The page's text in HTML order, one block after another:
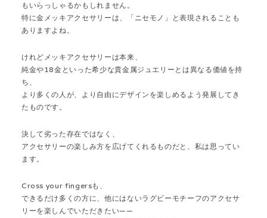
もいらっしゃるかもしれません。
特に金メッキアクセサリーは、「ニセモノ」と表現されることも
ありますよね。
けれどメッキアクセサリーは本来、
純金や18金といった希少な貴金属ジュエリーとは異なる価値を持
ち、
より多くの人が、より自由にデザインを楽しめるよう発展してき
たものです。
決して劣った存在ではなく、
アクセサリーの楽しみ方を広げてくれるものだと、私は思ってい
ます。
Cross your fingersも、
できるだけ多くの方に、他にはないラグビーモチーフのアクセサ
リーを楽しんでいただきたい——